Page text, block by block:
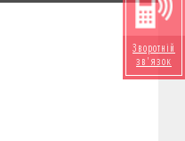
Зворотній
зв'язок